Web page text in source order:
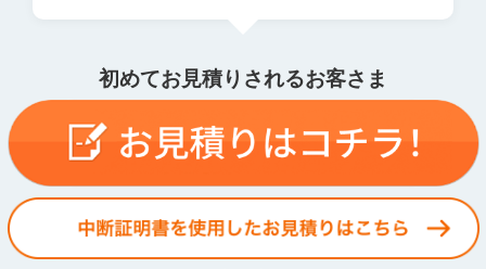
初めてお見積りされるお客さま